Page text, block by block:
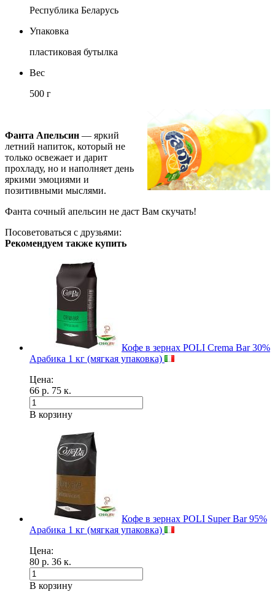
Республика Беларусь
Упаковка
пластиковая бутылка
Вес
500 г
Фанта Апельсин — яркий
летний напиток, который не
только освежает и дарит
прохладу, но и наполняет день
яркими эмоциями и
позитивными мыслями.
Фанта сочный апельсин не даст Вам скучать!
Посоветоваться с друзьями:
Рекомендуем также купить
Кофе в зернах POLI Crema Bar 30%
Арабика 1 кг (мягкая упаковка)
Цена:
66 р. 75 к.
В корзину
Кофе в зернах POLI Super Bar 95%
Арабика 1 кг (мягкая упаковка)
Цена:
80 р. 36 к.
В корзину